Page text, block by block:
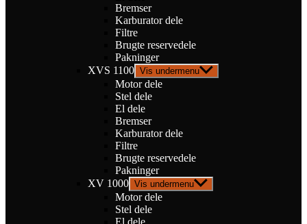
Bremser
Karburator dele
Filtre
Brugte reservedele
Pakninger
XVS 1100 Vis undermenu
Motor dele
Stel dele
El dele
Bremser
Karburator dele
Filtre
Brugte reservedele
Pakninger
XV 1000 Vis undermenu
Motor dele
Stel dele